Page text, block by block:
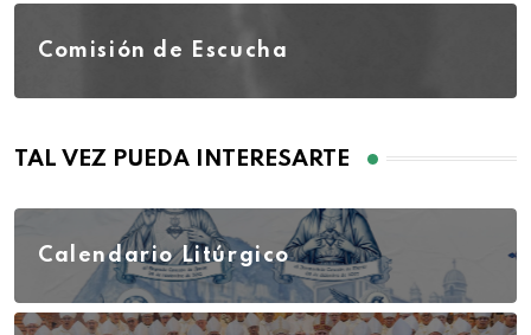
Comisión de Escucha
TAL VEZ PUEDA INTERESARTE
Calendario Litúrgico